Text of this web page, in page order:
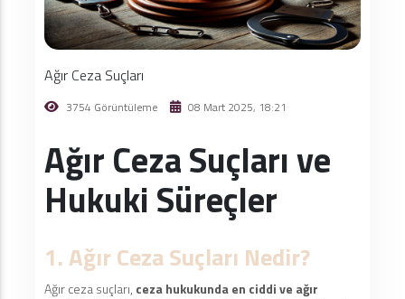
Ağır Ceza Suçları
3754 Görüntüleme 08 Mart 2025, 18:21
Ağır Ceza Suçları ve
Hukuki Süreçler
1. Ağır Ceza Suçları Nedir?
Ağır ceza suçları, ceza hukukunda en ciddi ve ağır